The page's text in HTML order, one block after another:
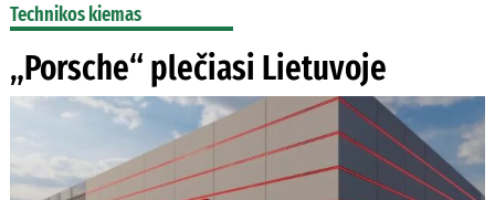
Technikos kiemas
„Porsche“ plečiasi Lietuvoje